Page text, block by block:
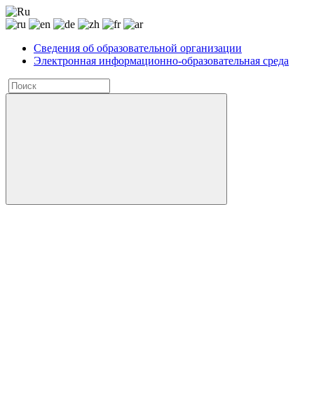
Сведения об образовательной организации
Электронная информационно-образовательная среда